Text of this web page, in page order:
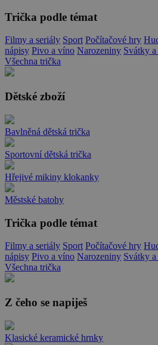
Trička podle témat
Filmy a seriály Sport Počítačové hry
nápisy Pivo a víno Narozeniny Svátky
Všechna trička
Dětské zboží
Bavlněná dětská trička
Sportovní dětská trička
Hřejivé mikiny klokanky
Městské batohy
Trička podle témat
Filmy a seriály Sport Počítačové hry
nápisy Pivo a víno Narozeniny Svátky
Všechna trička
Z čeho se napiješ
Klasické keramické hrnky